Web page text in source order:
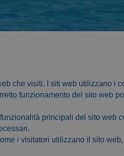
che visiti. I siti web utilizzano i
funzionamento del sito web
principali del sito web
i visitatori utilizzano il sito